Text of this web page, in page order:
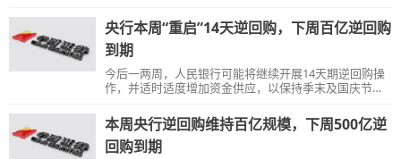
注下半年宽货币或有边际收敛。
央行本周“重启”14天逆回购，下周百亿逆回购
到期
今后一两周，人民银行可能将继续开展14天期逆回购操
作，并适时适度增加资金供应，以保持季末及国庆节假
本周央行逆回购维持百亿规模，下周500亿逆
回购到期